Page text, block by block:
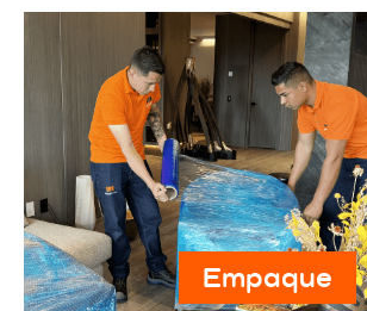
Empaque